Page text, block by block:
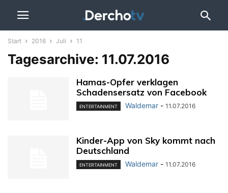
Start 2016 Juli 11
Tagesarchive: 11.07.2016
Hamas-Opfer verklagen
Schadensersatz von Facebook
ENTERTAINMENT Waldemar - 11.07.2016
Kinder-App von Sky kommt nach
Deutschland
ENTERTAINMENT Waldemar - 11.07.2016